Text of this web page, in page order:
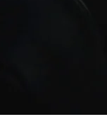
ve
15 tapisérií,
Meziříčí, což